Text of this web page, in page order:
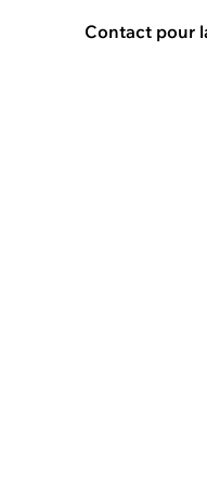
Contact pour